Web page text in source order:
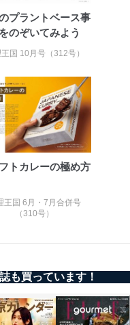
いては以下までご連
きます。
個人情報問い合わせ
取得・アクセス・利
プラントベース事
のぞいてみよう
国 10月号（312号）
トカレーの極め方
王国 6月・7月合併号
（310号）
も買っています！